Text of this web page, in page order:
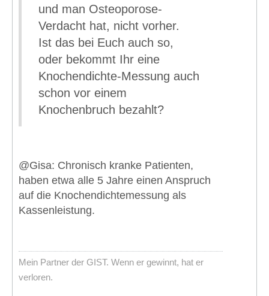
und man Osteoporose-
Verdacht hat, nicht vorher.
Ist das bei Euch auch so,
oder bekommt Ihr eine
Knochendichte-Messung auch
schon vor einem
Knochenbruch bezahlt?
@Gisa: Chronisch kranke Patienten,
haben etwa alle 5 Jahre einen Anspruch
auf die Knochendichtemessung als
Kassenleistung.
Mein Partner der GIST. Wenn er gewinnt, hat er
verloren.